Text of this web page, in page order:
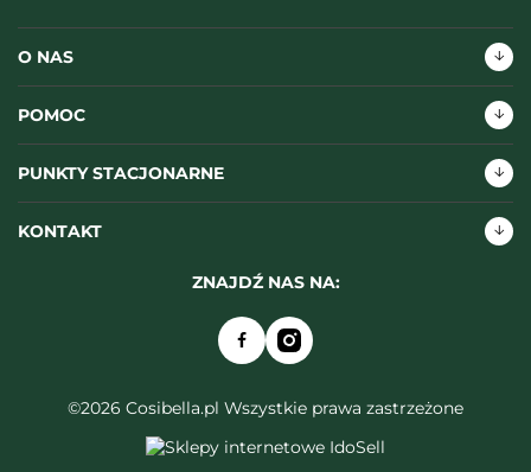
O NAS
POMOC
PUNKTY STACJONARNE
KONTAKT
ZNAJDŹ NAS NA:
©2026 Cosibella.pl Wszystkie prawa zastrzeżone